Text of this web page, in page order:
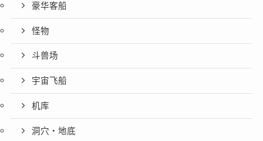
豪华客船
怪物
斗兽场
宇宙飞船
机库
洞穴・地底